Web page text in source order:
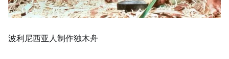
波利尼西亚人制作独木舟